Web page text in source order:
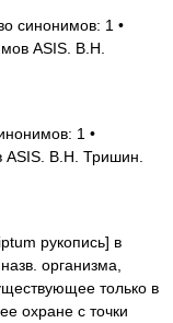
синонимов: 1 •
ASIS. В.Н.
1 •
ASIS. В.Н. Тришин.
рукопись] в
организма,
только в
охране с точки